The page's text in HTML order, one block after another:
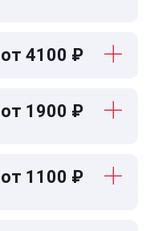
от 4100 ₽
от 1900 ₽
от 1100 ₽